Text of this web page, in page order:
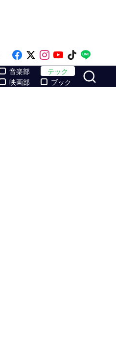
Like on Facebook
Follow on x
Follow on
Follow on
Follow
音楽部
映画部
テック
ブック